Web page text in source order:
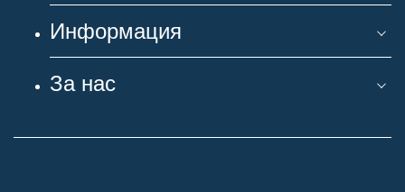
Информация
За нас